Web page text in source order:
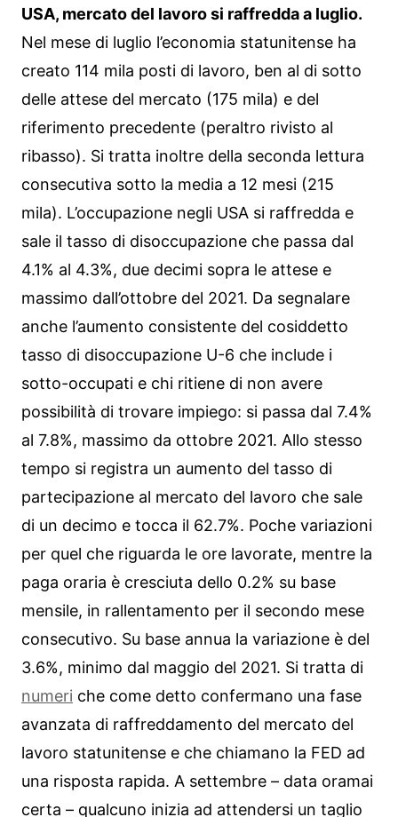
USA, mercato del lavoro si raffredda a luglio.
Nel mese di luglio l’economia statunitense ha
creato 114 mila posti di lavoro, ben al di sotto
delle attese del mercato (175 mila) e del
riferimento precedente (peraltro rivisto al
ribasso). Si tratta inoltre della seconda lettura
consecutiva sotto la media a 12 mesi (215
mila). L’occupazione negli USA si raffredda e
sale il tasso di disoccupazione che passa dal
4.1% al 4.3%, due decimi sopra le attese e
massimo dall’ottobre del 2021. Da segnalare
anche l’aumento consistente del cosiddetto
tasso di disoccupazione U-6 che include i
sotto-occupati e chi ritiene di non avere
possibilità di trovare impiego: si passa dal 7.4%
al 7.8%, massimo da ottobre 2021. Allo stesso
tempo si registra un aumento del tasso di
partecipazione al mercato del lavoro che sale
di un decimo e tocca il 62.7%. Poche variazioni
per quel che riguarda le ore lavorate, mentre la
paga oraria è cresciuta dello 0.2% su base
mensile, in rallentamento per il secondo mese
consecutivo. Su base annua la variazione è del
3.6%, minimo dal maggio del 2021. Si tratta di
numeri che come detto confermano una fase
avanzata di raffreddamento del mercato del
lavoro statunitense e che chiamano la FED ad
una risposta rapida. A settembre – data oramai
certa – qualcuno inizia ad attendersi un taglio